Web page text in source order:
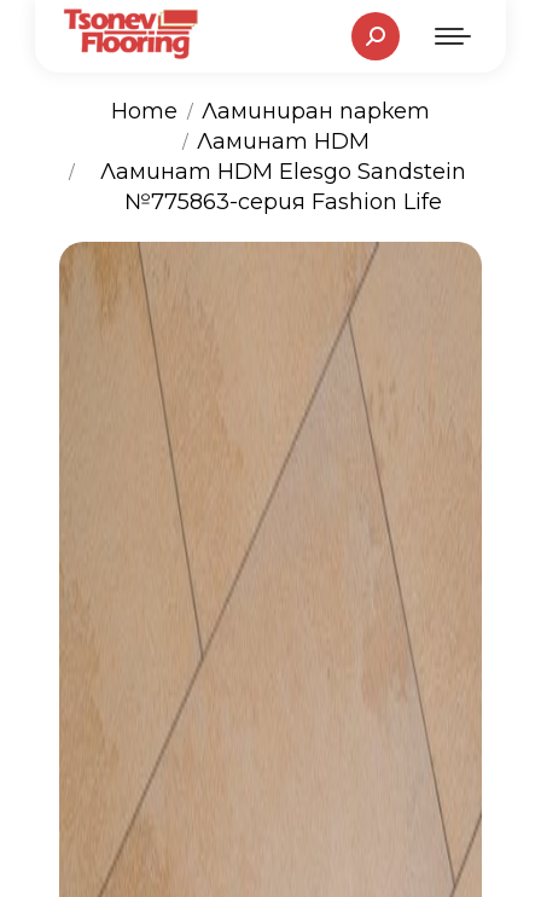
Search:
You are here:
Home
Ламиниран паркет
Ламинат HDM
Ламинат HDM Elesgo Sandstein
№775863-серия Fashion Life